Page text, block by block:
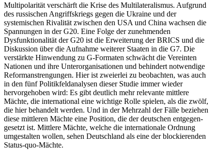
Multipolarität verschärft die Krise des Multilateralismus. Aufgrund
des russischen Angriffskriegs gegen die Ukraine und der
systemischen Rivalität zwischen den USA und China wachsen die
Spannungen in der G20. Eine Folge der zunehmenden
Dysfunktionalität der G20 ist die Erweiterung der BRICS und die
Diskus­sion über die Aufnahme weiterer Staaten in die G7. Die
verstärkte Hinwendung zu G-Formaten schwächt die Vereinten
Nationen und ihre Unter­organisationen und behindert notwendige
Reformanstrengungen. Hier ist zweierlei zu beobachten, was auch
in den fünf Politikfeldanalysen dieser Studie immer wieder
hervorgehoben wird: Es gibt deutlich mehr relevante mittlere
Mächte, die international eine wichtige Rolle spielen, als die zwölf,
die hier behandelt werden. Und in der Mehrzahl der Fälle beziehen
diese mittleren Mächte eine Position, die der deutschen entgegen­
gesetzt ist. Mittlere Mächte, welche die internationale Ordnung
umgestalten wollen, sehen Deutschland als eine der blockierenden
Status-quo-Mächte.